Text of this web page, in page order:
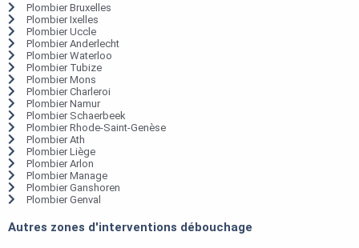
Plombier Bruxelles
Plombier Ixelles
Plombier Uccle
Plombier Anderlecht
Plombier Waterloo
Plombier Tubize
Plombier Mons
Plombier Charleroi
Plombier Namur
Plombier Schaerbeek
Plombier Rhode-Saint-Genèse
Plombier Ath
Plombier Liège
Plombier Arlon
Plombier Manage
Plombier Ganshoren
Plombier Genval
Autres zones d'interventions débouchage